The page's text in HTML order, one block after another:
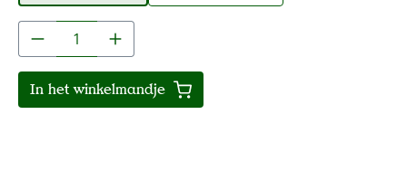
Producthoeveelheid: Voer de gewenste
In het winkelmandje